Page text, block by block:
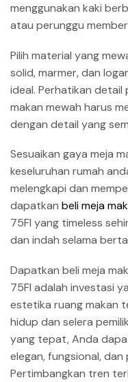
menggunakan kaki
atau perunggu
Pilih material yang
solid, marmer, dan
ideal. Perhatikan detail
makan mewah harus
dengan detail yang
Sesuaikan gaya meja
keseluruhan rumah
melengkapi dan
dapatkan beli meja
75FI yang timeless
dan indah selama
Dapatkan beli meja
75FI adalah investasi
estetika ruang makan
hidup dan selera
yang tepat, Anda
elegan, fungsional, dan
Pertimbangkan tren